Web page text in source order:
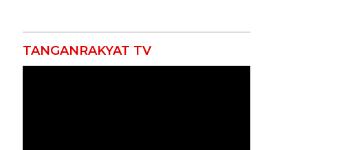
Ngamuk Kepung
Tol Binjai–Langsa
TANGANRAKYAT TV